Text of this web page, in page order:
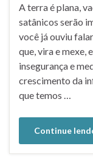
A terra é plana,
satânicos serão
você já ouviu
que, vira e mexe,
insegurança e
crescimento da
que temos …
Continue